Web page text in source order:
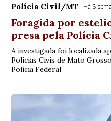
Polícia Civil/MT Há 3
Foragida por
presa pela Polícia
A investigada foi localizada
Polícias Civis de Mato
Polícia Federal